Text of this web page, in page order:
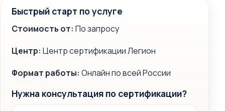
Быстрый старт по услуге
Стоимость от: По запросу
Центр: Центр сертификации Легион
Формат работы: Онлайн по всей России
Нужна консультация по сертификации?